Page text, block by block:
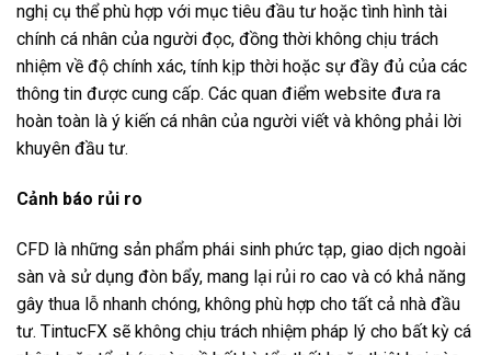
nghị cụ thể phù hợp với mục tiêu đầu tư hoặc tình hình tài
chính cá nhân của người đọc, đồng thời không chịu trách
nhiệm về độ chính xác, tính kịp thời hoặc sự đầy đủ của các
thông tin được cung cấp. Các quan điểm website đưa ra
hoàn toàn là ý kiến cá nhân của người viết và không phải lời
khuyên đầu tư.
Cảnh báo rủi ro
CFD là những sản phẩm phái sinh phức tạp, giao dịch ngoài
sàn và sử dụng đòn bẩy, mang lại rủi ro cao và có khả năng
gây thua lỗ nhanh chóng, không phù hợp cho tất cả nhà đầu
tư. TintucFX sẽ không chịu trách nhiệm pháp lý cho bất kỳ cá